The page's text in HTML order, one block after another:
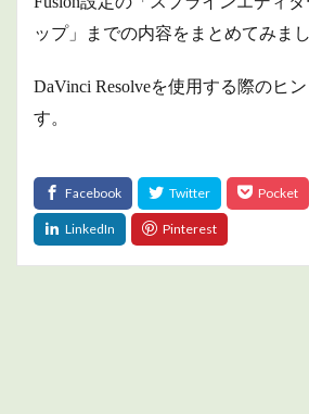
ップ」までの内容をまとめてみまし
DaVinci Resolveを使用する際のヒ
す。